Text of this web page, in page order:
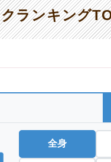
ランキング
全身